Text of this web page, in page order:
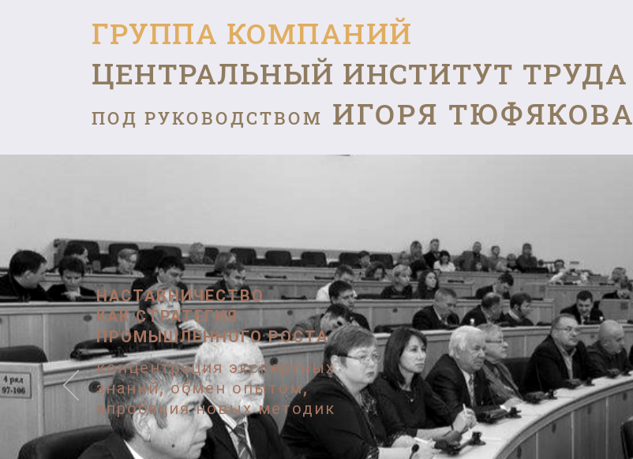
ГРУППА КОМПАНИЙ
ЦЕНТРАЛЬНЫЙ ИНСТИТУТ ТРУДА
ПОД РУКОВОДСТВОМ ИГОРЯ ТЮФЯКОВА
НАСТАВНИЧЕСТВО
КАК СТРАТЕГИЯ
ПРОМЫШЛЕННОГО РОСТА
концентрация экспертных
знаний, обмен опытом,
апробация новых методик